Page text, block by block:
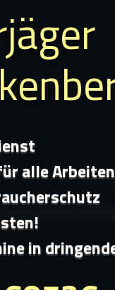
alle Arbeiten
in